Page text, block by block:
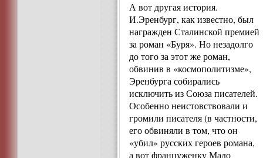
А вот другая история.
И.Эренбург, как известно, был
награжден Сталинской премией
за роман «Буря». Но незадолго
до того за этот же роман,
обвинив в «космополитизме»,
Эренбурга собирались
исключить из Союза писателей.
Особенно неистовствовали и
громили писателя (в частности,
его обвиняли в том, что он
«убил» русских героев романа,
а вот француженку Мадо